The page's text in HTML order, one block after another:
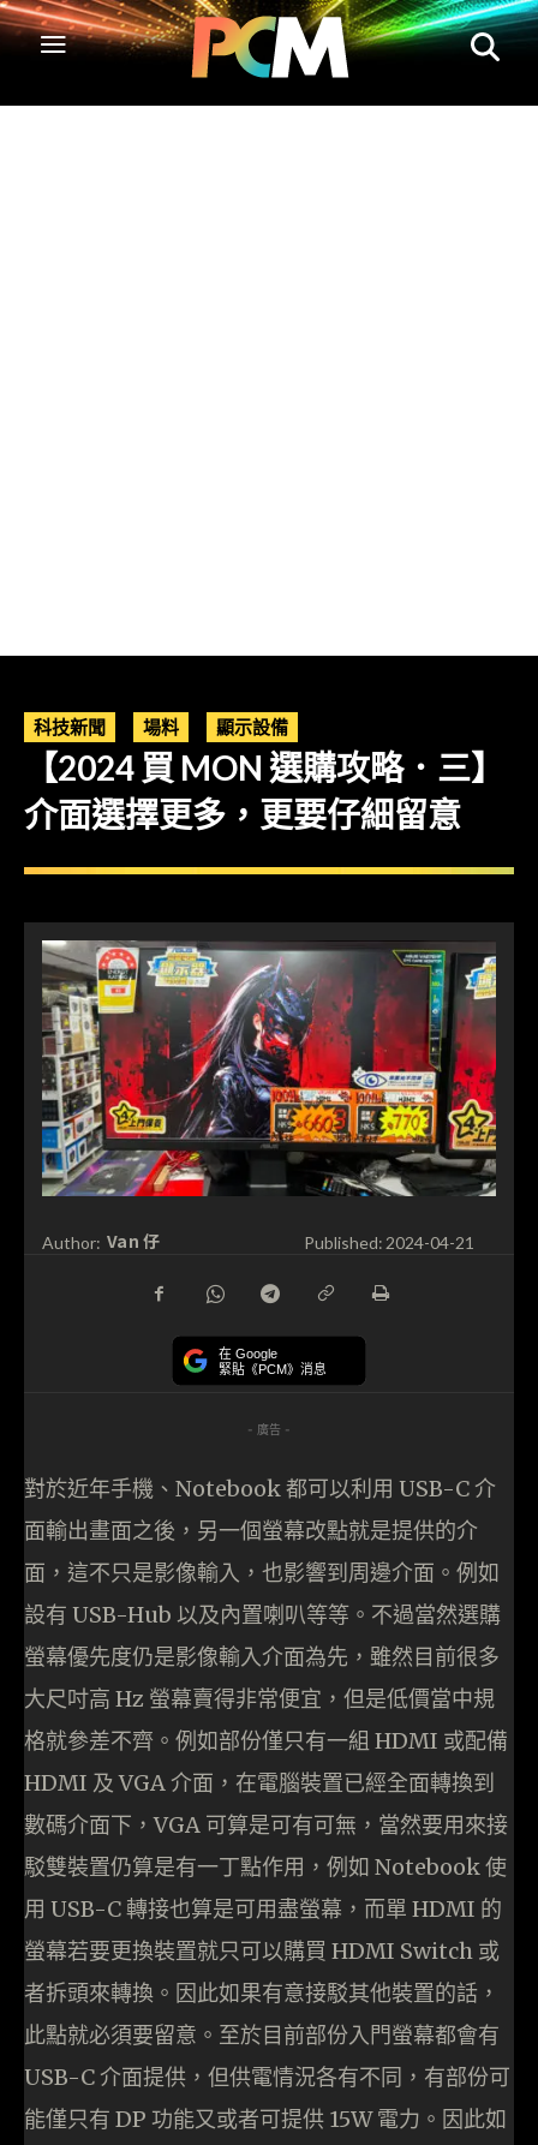
科技新聞 場料 顯示設備
【2024 買 MON 選購攻略．三】
介面選擇更多，更要仔細留意
Author: Van 仔 Published: 2024-04-21
在 Google
緊貼《PCM》消息
- 廣告 -
對於近年手機、Notebook 都可以利用 USB-C 介
面輸出畫面之後，另一個螢幕改點就是提供的介
面，這不只是影像輸入，也影響到周邊介面。例如
設有 USB-Hub 以及內置喇叭等等。不過當然選購
螢幕優先度仍是影像輸入介面為先，雖然目前很多
大尺吋高 Hz 螢幕賣得非常便宜，但是低價當中規
格就參差不齊。例如部份僅只有一組 HDMI 或配備
HDMI 及 VGA 介面，在電腦裝置已經全面轉換到
數碼介面下，VGA 可算是可有可無，當然要用來接
駁雙裝置仍算是有一丁點作用，例如 Notebook 使
用 USB-C 轉接也算是可用盡螢幕，而單 HDMI 的
螢幕若要更換裝置就只可以購買 HDMI Switch 或
者拆頭來轉換。因此如果有意接駁其他裝置的話，
此點就必須要留意。至於目前部份入門螢幕都會有
USB-C 介面提供，但供電情況各有不同，有部份可
能僅只有 DP 功能又或者可提供 15W 電力。因此如